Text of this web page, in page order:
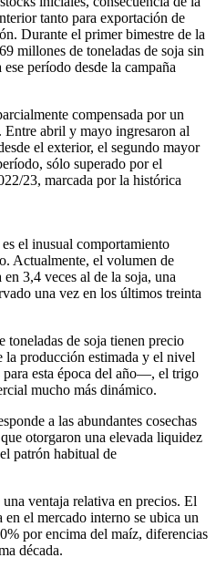
tanto para exportación de
Durante el primer bimestre de la
millones de toneladas de soja sin
período desde la campaña
compensada por un
Entre abril y mayo ingresaron al
el exterior, el segundo mayor
sólo superado por el
23, marcada por la histórica
el inusual comportamiento
Actualmente, el volumen de
3,4 veces al de la soja, una
una vez en los últimos treinta
toneladas de soja tienen precio
producción estimada y el nivel
para esta época del año—, el trigo
mucho más dinámico.
a las abundantes cosechas
otorgaron una elevada liquidez
patrón habitual de
ventaja relativa en precios. El
el mercado interno se ubica un
por encima del maíz, diferencias
década.